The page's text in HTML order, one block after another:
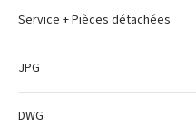
Service + Pièces détachées
JPG
DWG